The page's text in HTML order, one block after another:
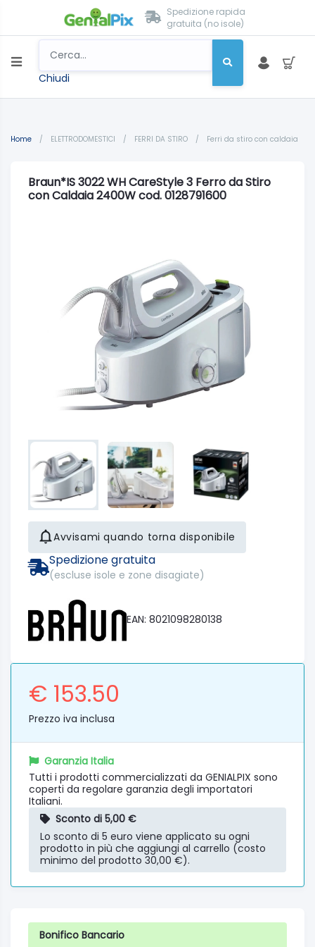
Spedizione rapida
gratuita (no isole)
Chiudi
Home / ELETTRODOMESTICI / FERRI DA STIRO / Ferri da stiro con caldaia
Braun*IS 3022 WH CareStyle 3 Ferro da Stiro
con Caldaia 2400W cod. 0128791600
Avvisami quando torna disponibile
Spedizione gratuita
(escluse isole e zone disagiate)
EAN: 8021098280138
€ 153.50
Prezzo iva inclusa
Garanzia Italia
Tutti i prodotti commercializzati da GENIALPIX sono
coperti da regolare garanzia degli importatori
Italiani.
Sconto di 5,00 €
Lo sconto di 5 euro viene applicato su ogni
prodotto in più che aggiungi al carrello (costo
minimo del prodotto 30,00 €).
Bonifico Bancario